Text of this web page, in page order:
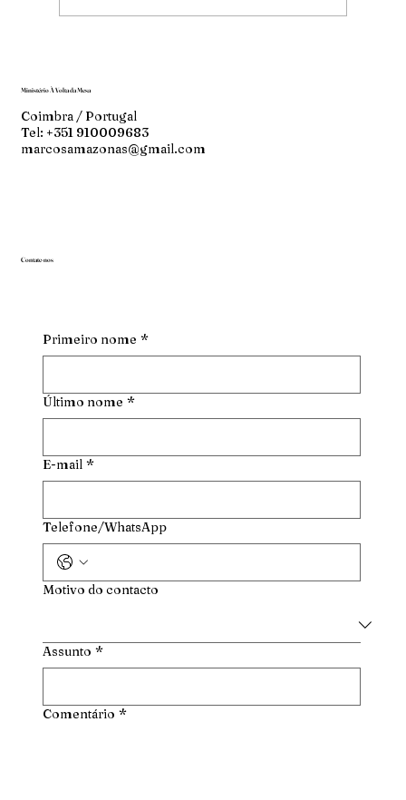
Ministério À Volta da Mesa
Coimbra / Portugal
Tel: +351 910009683
marcosamazonas@gmail.com
Contate-nos
Primeiro nome *
Último nome *
E-mail *
Telefone/WhatsApp
Motivo do contacto
Assunto *
Comentário *